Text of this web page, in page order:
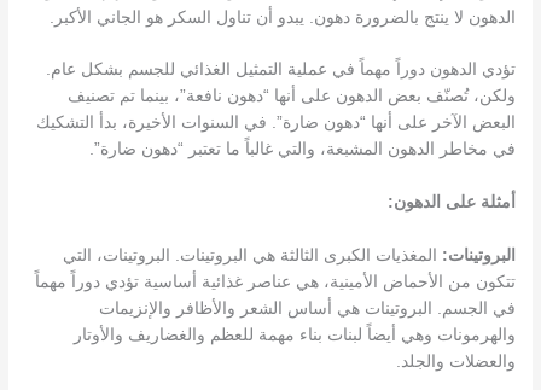
الدهون لا ينتج بالضرورة دهون. يبدو أن تناول السكر هو الجاني الأكبر.
تؤدي الدهون دوراً مهماً في عملية التمثيل الغذائي للجسم بشكل عام.
ولكن، تُصنّف بعض الدهون على أنها “دهون نافعة”، بينما تم تصنيف
البعض الآخر على أنها “دهون ضارة”. في السنوات الأخيرة، بدأ التشكيك
في مخاطر الدهون المشبعة، والتي غالباً ما تعتبر “دهون ضارة”.
أمثلة على الدهون:
البروتينات: المغذيات الكبرى الثالثة هي البروتينات. البروتينات، التي
تتكون من الأحماض الأمينية، هي عناصر غذائية أساسية تؤدي دوراً مهماً
في الجسم. البروتينات هي أساس الشعر والأظافر والإنزيمات
والهرمونات وهي أيضاً لبنات بناء مهمة للعظم والغضاريف والأوتار
والعضلات والجلد.